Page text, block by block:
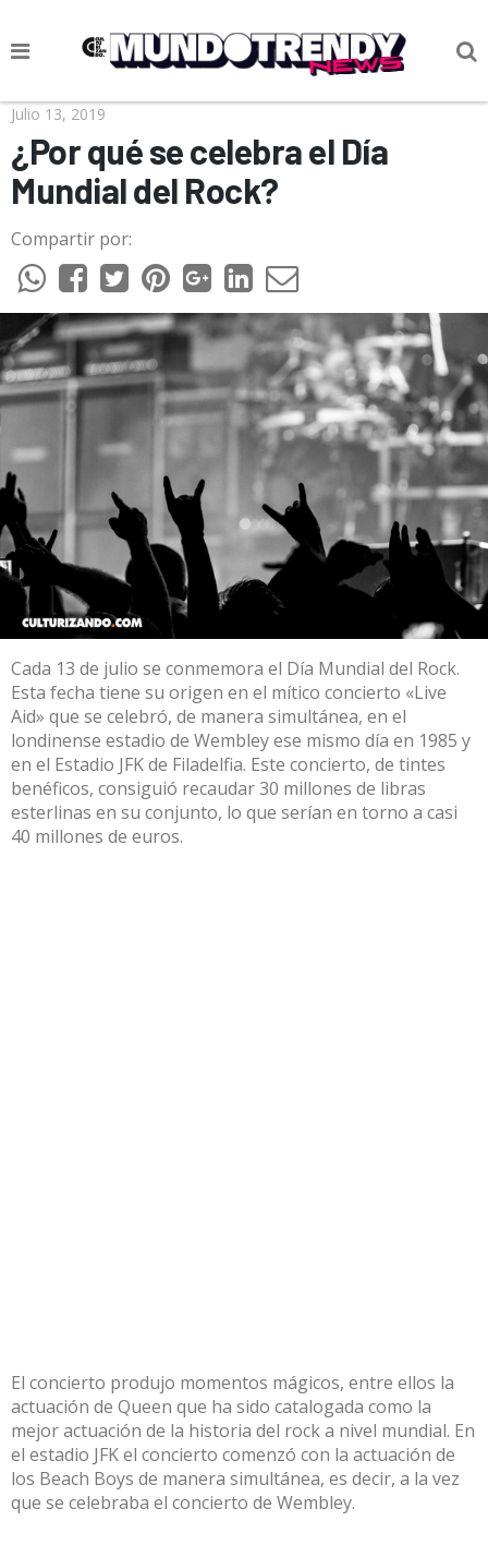
NOTICIAS
CULTURA POP
CIENCIA Y TECNOLOGÍA
VIDA
SOCIEDAD
CULTURIZANDO.COM
Julio 13, 2019
¿Por qué se celebra el Día
Mundial del Rock?
Compartir por:
Cada 13 de julio se conmemora el Día Mundial del Rock.
Esta fecha tiene su origen en el mítico concierto «Live
Aid» que se celebró, de manera simultánea, en el
londinense estadio de Wembley ese mismo día en 1985 y
en el Estadio JFK de Filadelfia. Este concierto, de tintes
benéficos, consiguió recaudar 30 millones de libras
esterlinas en su conjunto, lo que serían en torno a casi
40 millones de euros.
El concierto produjo momentos mágicos, entre ellos la
actuación de Queen que ha sido catalogada como la
mejor actuación de la historia del rock a nivel mundial. En
el estadio JFK el concierto comenzó con la actuación de
los Beach Boys de manera simultánea, es decir, a la vez
que se celebraba el concierto de Wembley.